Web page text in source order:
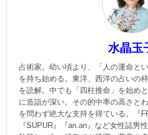
水晶玉
占術家。幼い頃より、「人の運命と
を持ち始める。東洋、西洋の占いの
を読解。中でも「四柱推命」を始め
に造詣が深い。その的中率の高さと
を問わず絶大な支持を得ている。『
『SUPUR』『an.an』など女性誌男